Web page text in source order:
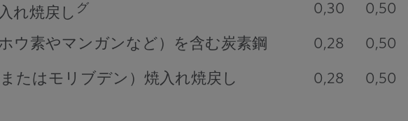
れ焼戻し グ 0,30 0,50
ウ素やマンガンなど）を含む炭素鋼 0,28 0,50
たはモリブデン）焼入れ焼戻し 0,28 0,50